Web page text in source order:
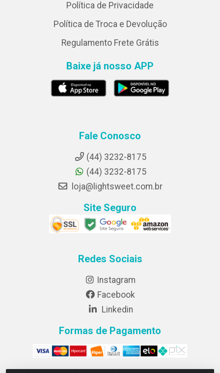
Política de Privacidade
Política de Troca e Devolução
Regulamento Frete Grátis
Baixe já nosso APP
Fale Conosco
(44) 3232-8175
(44) 3232-8175
loja@lightsweet.com.br
Site Seguro
Redes Sociais
Instagram
Facebook
Linkedin
Formas de Pagamento